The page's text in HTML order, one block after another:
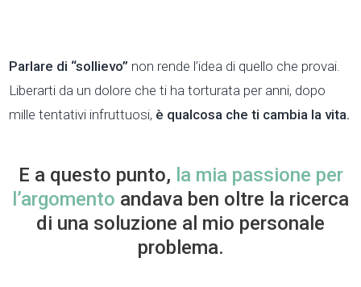
Parlare di “sollievo” non rende l’idea di quello che provai.
Liberarti da un dolore che ti ha torturata per anni, dopo
mille tentativi infruttuosi, è qualcosa che ti cambia la vita.
E a questo punto, la mia passione per
l’argomento andava ben oltre la ricerca
di una soluzione al mio personale
problema.